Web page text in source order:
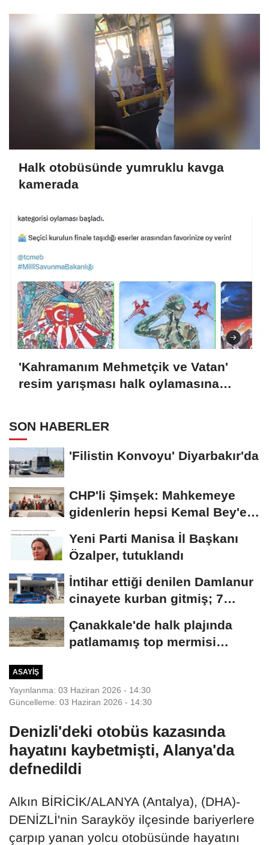
Halk otobüsünde yumruklu kavga
kamerada
'Kahramanım Mehmetçik ve Vatan'
resim yarışması halk oylamasına
SON HABERLER
'Filistin Konvoyu' Diyarbakır'da
CHP'li Şimşek: Mahkemeye
gidenlerin hepsi Kemal Bey'e
Yeni Parti Manisa İl Başkanı
Özalper, tutuklandı
İntihar ettiği denilen Damlanur
cinayete kurban gitmiş; 7
Çanakkale'de halk plajında
patlamamış top mermisi
ASAYIŞ
Yayınlanma: 03 Haziran 2026 - 14:30
Güncelleme: 03 Haziran 2026 - 14:30
Denizli'deki otobüs kazasında
hayatını kaybetmişti, Alanya'da
defnedildi
Alkın BİRİCİK/ALANYA (Antalya), (DHA)-
DENİZLİ'nin Sarayköy ilçesinde bariyerlere
çarpıp yanan yolcu otobüsünde hayatını